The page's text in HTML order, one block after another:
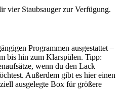
vier Staubsauger zur Verfügung.
Programmen ausgestattet –
bis hin zum Klarspülen. Tipp:
wenn du den Lack
Außerdem gibt es hier einen
ausgelegte Box für größere